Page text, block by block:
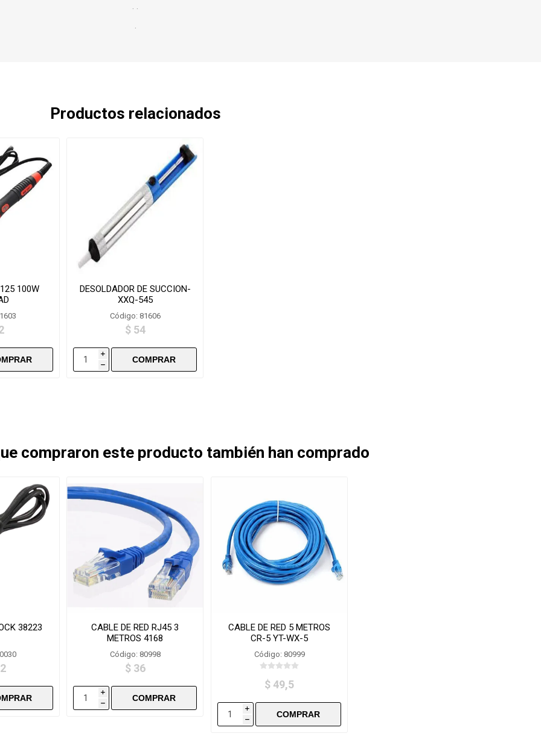
. .
.
Productos relacionados
100W
DESOLDADOR DE SUCCION-
XXQ-545
Código: 81606
$ 54
i
h
compraron este producto también han comprado
38223
CABLE DE RED RJ45 3
METROS 4168
Código: 80998
$ 36
i
h
CABLE DE RED 5 METROS
CR-5 YT-WX-5
Código: 80999
$ 49,5
i
h